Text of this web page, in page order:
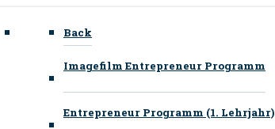
Back
Imagefilm Entrepreneur Programm
Entrepreneur Programm (1. Lehrjahr)